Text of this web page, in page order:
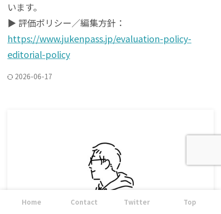
います。
▶ 評価ポリシー／編集方針：
https://www.jukenpass.jp/evaluation-policy-
editorial-policy
2026-06-17
Home Contact Twitter Top